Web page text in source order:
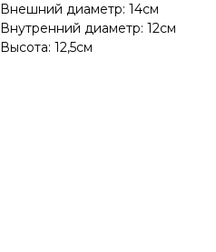
Внешний диаметр: 14см
Внутренний диаметр: 12см
Высота: 12,5см